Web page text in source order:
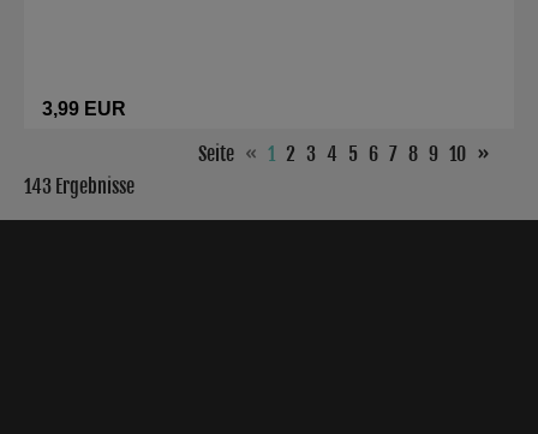
3,99 EUR
Seite « 1 2 3 4 5 6 7 8 9 10 »
143 Ergebnisse